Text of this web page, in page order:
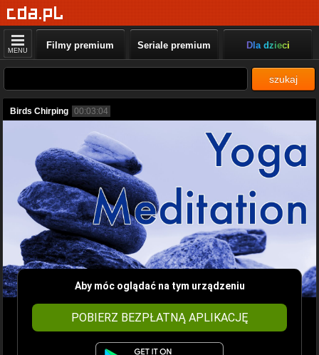
MENU Filmy premium Seriale premium Dla dzieci
szukaj
Birds Chirping 00:03:04
Aby móc oglądać na tym urządzeniu
POBIERZ BEZPŁATNĄ APLIKACJĘ